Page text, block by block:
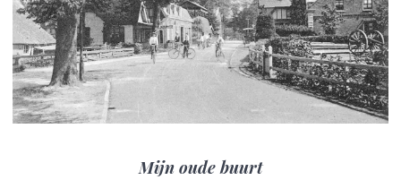
Mijn oude buurt